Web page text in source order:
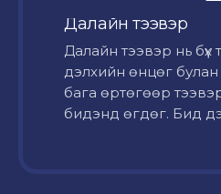
Далайн тээвэр
Далайн тээвэр нь бүх
дэлхийн өнцөг булан
бага өртөгөөр
бидэнд өгдөг. Бид